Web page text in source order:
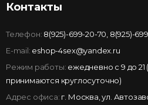
Контакты
Телефон: 8(925)-699-20-70 8(925)-
E-mail: eshop-4sex@yandex.ru
Режим работы: ежедневно с 9 до 21
принимаются круглосуточно)
Адрес офиса: г. Москва, ул.